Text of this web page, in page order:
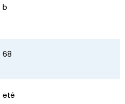
b
68
eté